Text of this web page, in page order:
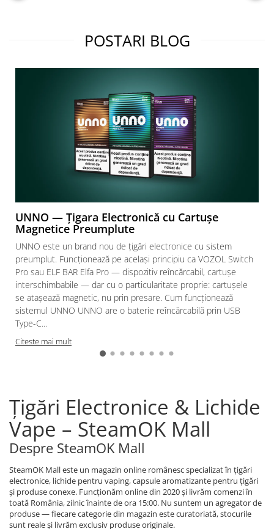
POSTARI BLOG
UNNO — Țigara Electronică cu Cartușe
Magnetice Preumplute
UNNO este un brand nou de țigări electronice cu sistem
preumplut. Funcționează pe același principiu ca VOZOL Switch
Pro sau ELF BAR Elfa Pro — dispozitiv reîncărcabil, cartușe
interschimbabile — dar cu o particularitate proprie: cartușele
se atașează magnetic, nu prin presare. Cum funcționează
sistemul UNNO UNNO are o baterie reîncărcabilă prin USB
Type-C...
Citeste mai mult
Țigări Electronice & Lichide
Vape – SteamOK Mall
Despre SteamOK Mall
SteamOK Mall este un magazin online românesc specializat în țigări
electronice, lichide pentru vaping, capsule aromatizante pentru țigări
și produse conexe. Funcționăm online din 2020 și livrăm comenzi în
toată România, zilnic înainte de ora 15:00. Nu suntem un agregator de
produse — fiecare categorie din magazin este curatoriată, stocurile
sunt reale și livrăm exclusiv produse originale.